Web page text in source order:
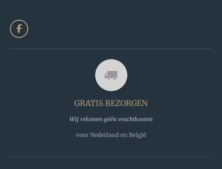
F
a
c
GRATIS BEZORGEN
Wij rekenen géén vrachtkosten
voor Nederland en België